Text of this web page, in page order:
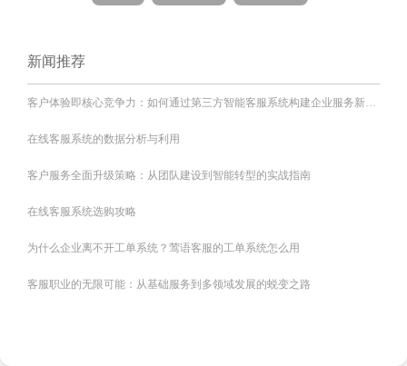
新闻推荐
客户体验即核心竞争力：如何通过第三方智能客服系统构建企业服务新生态
在线客服系统的数据分析与利用
客户服务全面升级策略：从团队建设到智能转型的实战指南
在线客服系统选购攻略
为什么企业离不开工单系统？莺语客服的工单系统怎么用
客服职业的无限可能：从基础服务到多领域发展的蜕变之路